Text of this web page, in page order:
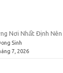
Nơi Nhất Định
Sinh
7, 2026